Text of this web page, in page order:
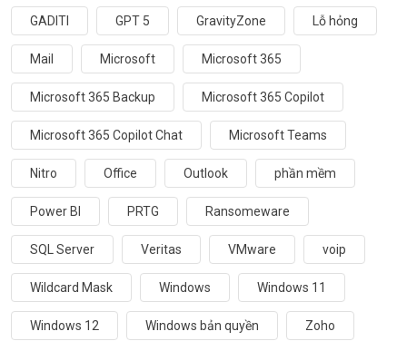
GADITI GPT 5 GravityZone Lỗ hỏng
Mail Microsoft Microsoft 365
Microsoft 365 Backup Microsoft 365 Copilot
Microsoft 365 Copilot Chat Microsoft Teams
Nitro Office Outlook phần mềm
Power BI PRTG Ransomeware
SQL Server Veritas VMware voip
Wildcard Mask Windows Windows 11
Windows 12 Windows bản quyền Zoho